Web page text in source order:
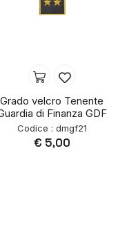
Grado velcro Tenente
di Finanza GDF
Codice : dmgf21
€ 5,00